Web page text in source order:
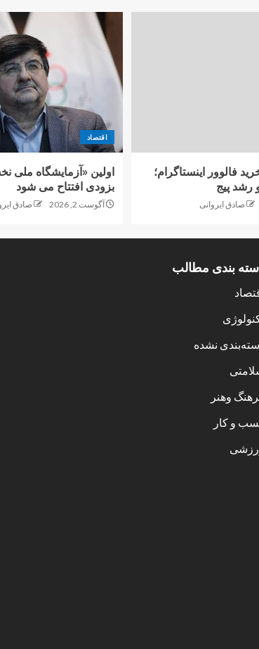
فالوور اینستاگرام؛
رشد پیج
صادق ایروانی
اقتصاد
اولین «آزمایشگاه ملی
بزودی افتتاح می شود
آگوست 2, 2026 صادق
بندی مطالب
نشده
وهنر
و کار